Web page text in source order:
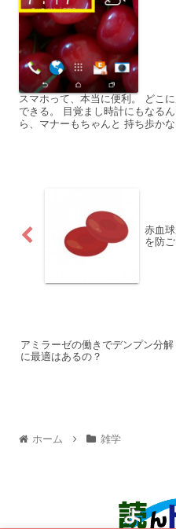
スマホって、本当に便利。 どこ
できる。 目覚まし時計にもなる
ら、マナーもちゃんと 持ち歩か
赤血
を防ご
アミラーゼの働きでデンプン分
に最適はあるの？
ホーム 雑学